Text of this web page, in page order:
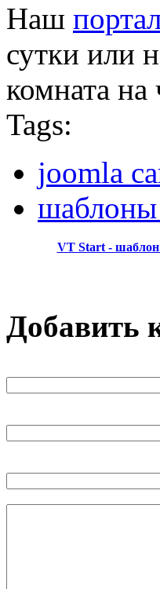
Наш
сутки или
комната на
Tags:
joomla
шаблоны
VT Start - шаблон
Добавить